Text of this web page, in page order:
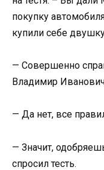
покупку
купили себе
— Совершенно
Владимир
— Да нет, все
— Значит,
спросил тесть.